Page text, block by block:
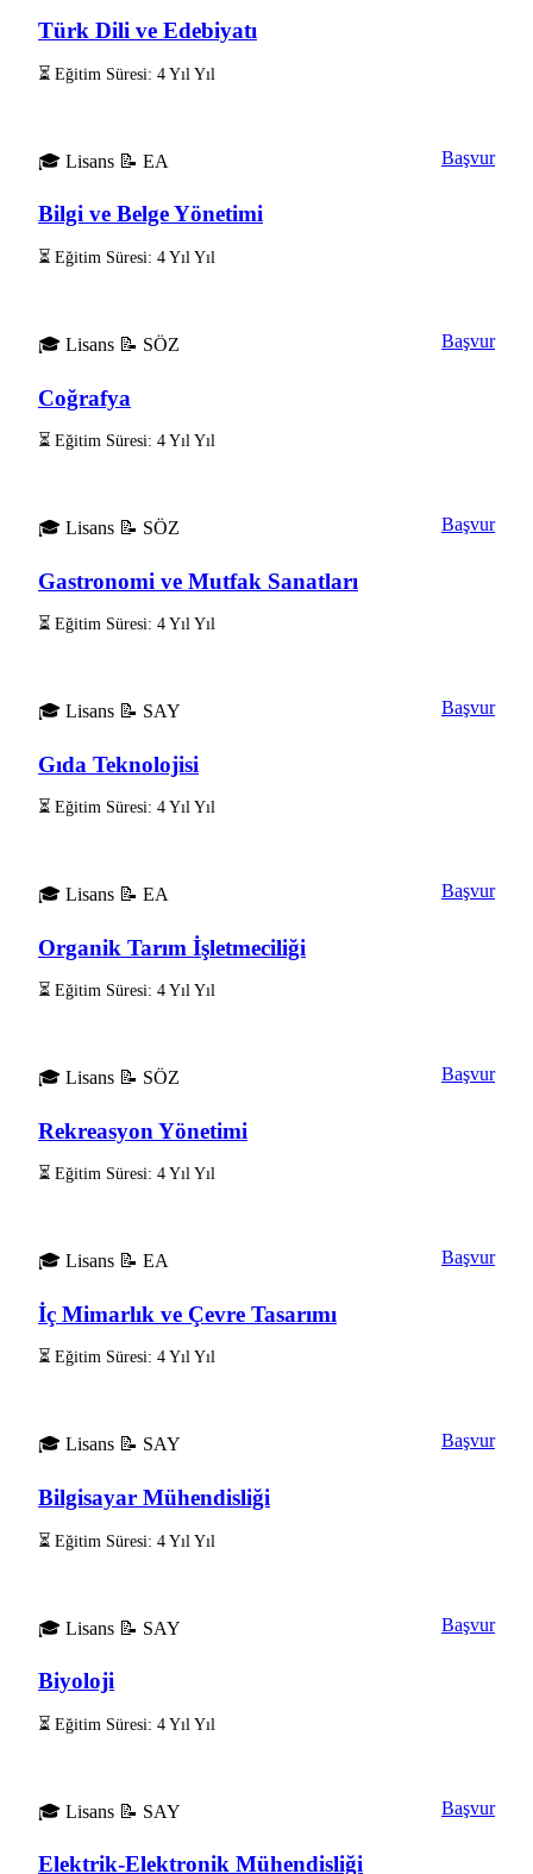
Türk Dili ve Edebiyatı
⏳ Eğitim Süresi: 4 Yıl Yıl
🎓 Lisans 📝 EA
Bilgi ve Belge Yönetimi
⏳ Eğitim Süresi: 4 Yıl Yıl
Başvur
🎓 Lisans 📝 SÖZ
Coğrafya
⏳ Eğitim Süresi: 4 Yıl Yıl
Başvur
🎓 Lisans 📝 SÖZ
Gastronomi ve Mutfak Sanatları
⏳ Eğitim Süresi: 4 Yıl Yıl
Başvur
🎓 Lisans 📝 SAY
Gıda Teknolojisi
⏳ Eğitim Süresi: 4 Yıl Yıl
Başvur
🎓 Lisans 📝 EA
Organik Tarım İşletmeciliği
⏳ Eğitim Süresi: 4 Yıl Yıl
Başvur
🎓 Lisans 📝 SÖZ
Rekreasyon Yönetimi
⏳ Eğitim Süresi: 4 Yıl Yıl
Başvur
🎓 Lisans 📝 EA
İç Mimarlık ve Çevre Tasarımı
⏳ Eğitim Süresi: 4 Yıl Yıl
Başvur
🎓 Lisans 📝 SAY
Bilgisayar Mühendisliği
⏳ Eğitim Süresi: 4 Yıl Yıl
Başvur
🎓 Lisans 📝 SAY
Biyoloji
⏳ Eğitim Süresi: 4 Yıl Yıl
Başvur
🎓 Lisans 📝 SAY
Elektrik-Elektronik Mühendisliği
Başvur